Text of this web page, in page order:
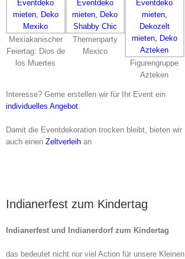
Mexiakanischer
Feiertag: Dios de
los Muertes
Themenparty
Mexico
Figurengruppe
Azteken
Interesse? Gerne erstellen wir für Ihr Event ein
individuelles Angebot
Damit die Eventdekoration trocken bleibt, bieten wir
auch einen Zeltverleih an
Indianerfest zum Kindertag
Indianerfest und Indianerdorf zum Kindertag
das bedeutet nicht nur viel Action für unsere Kleinen